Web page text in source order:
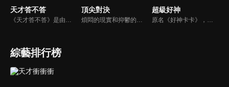
天才答不答
《天才答不答》是由吳宗憲和吳怡霈共同主持的益智節目。節目設立高額的獎金來考驗藝人們真實的人性，同時將題目立體化，讓你身歷其境去冒險答題。更有哪些出乎意料的處罰，讓藝人羞愧的不想再答錯！一個最接近「人性」與「真實」的益智節目，現在就讓吳宗憲帶你輕鬆玩轉知識。
頂尖對決
煩悶的現實和抑鬱的社會，你需要的就是笑、大聲笑、開口笑，《頂尖對決》就要你笑到落ㄟ骸，最具綜藝實力的庹宗康，和喜感十足的納豆各自領軍對抗，藝人搞笑pk笑果十足，《頂尖對決》讓你忘掉一週煩惱！
超級好神
原名《好神卡卡》，後改名為《超級好神》，是一檔益智類綜藝節目，由「A咖天王」徐乃麟搭配黃鐙輝主持。「好神智慧王」、「好神記憶王」、「誰是爆點王」、「好神送好禮」四個單元，讓來賓一較高下。比反應，比記憶，比機智，比膽識，幸運女神的眷顧與遠離永遠都是個未知數！
綜藝排行榜